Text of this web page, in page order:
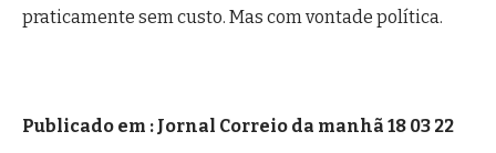
praticamente sem custo. Mas com vontade política.
Publicado em : Jornal Correio da manhã 18 03 22